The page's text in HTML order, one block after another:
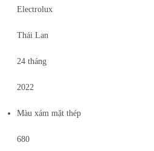
Electrolux
Thái Lan
24 tháng
2022
Màu xám mặt thép
680